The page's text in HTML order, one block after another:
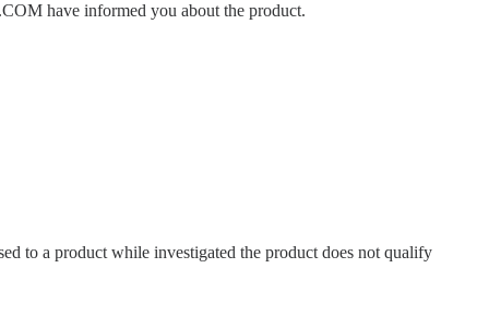
have informed you about the product.
to a product while investigated the product does not qualify